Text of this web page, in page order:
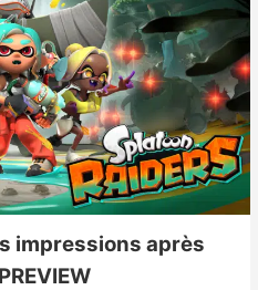
impressions après